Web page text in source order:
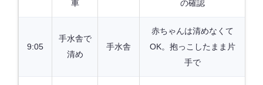
車
の確認
9:05
手水舎で
清め
手水舎
赤ちゃんは清めなくて
OK。抱っこしたまま片
手で